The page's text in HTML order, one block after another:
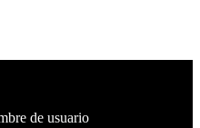
de usuario